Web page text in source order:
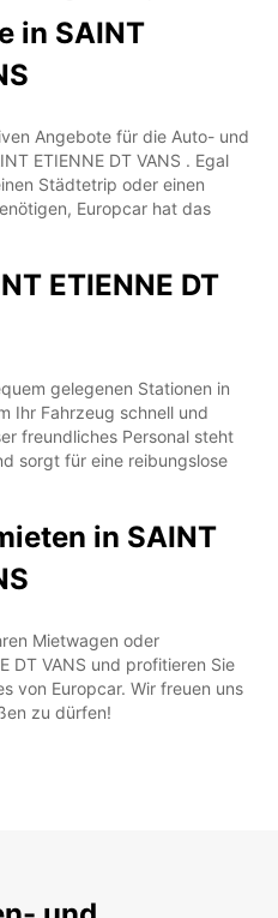
in SAINT
Angebote für die Auto- und
ETIENNE DT VANS . Egal
Städtetrip oder einen
Europcar hat das
ETIENNE DT
gelegenen Stationen in
Ihr Fahrzeug schnell und
freundliches Personal steht
sorgt für eine reibungslose
in SAINT
Mietwagen oder
DT VANS und profitieren Sie
von Europcar. Wir freuen uns
zu dürfen!